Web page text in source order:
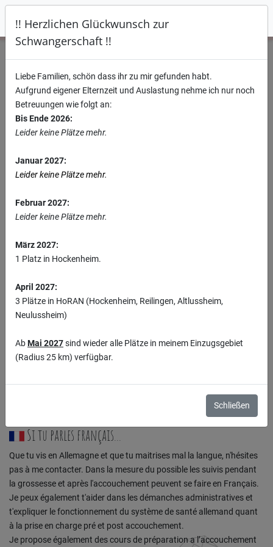
Hebamme Manon Lösch
Willkommen, Bienvenue, Welcome
Mich freut es sehr, dass du den Weg auf meine Webseite gefunden
Themen Schwangerschaft, Geburt und Wochenbett informieren.
mit mir auf!
Si tu parles français...
Que tu vis en Allemagne et que tu maitrises mal la langue, n'hésites
pas à me contacter. Dans la mesure du possible les suivis pendant
la grossesse et après l'accouchement peuvent se faire en Français.
Je peux également t'aider dans les démanches administratives et
t'expliquer le fonctionnement du système de santé allemand quant
à la prise en charge pré et post accouchement.
Je propose également des cours de préparation a l’accouchement
!! Herzlichen Glückwunsch zur
Schwangerschaft !!
Liebe Familien, schön dass ihr zu mir gefunden habt.
Aufgrund eigener Elternzeit und Auslastung nehme ich nur noch
Betreuungen wie folgt an:
Bis Ende 2026:
Leider keine Plätze mehr.
Januar 2027:
Leider keine Plätze mehr.
Februar 2027:
Leider keine Plätze mehr.
März 2027:
1 Platz in Hockenheim.
April 2027:
3 Plätze in HoRAN (Hockenheim, Reilingen, Altlussheim,
Neulussheim)
AbMai 2027sind wieder alle Plätze in meinem Einzugsgebiet
(Radius 25 km) verfügbar.
Schließen